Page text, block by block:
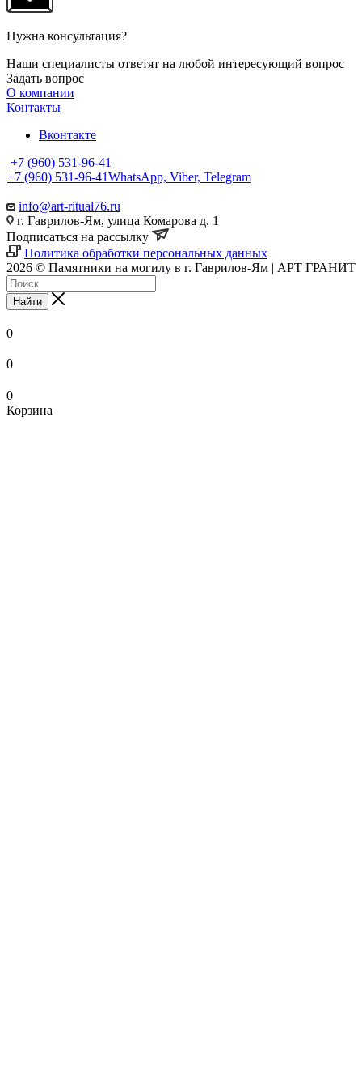
Нужна консультация?
Наши специалисты ответят на любой интересующий вопрос
Задать вопрос
О компании
Контакты
Вконтакте
+7 (960) 531-96-41
+7 (960) 531-96-41WhatsApp, Viber, Telegram
info@art-ritual76.ru
г. Гаврилов-Ям, улица Комарова д. 1
Подписаться на рассылку
Политика обработки персональных данных
2026 © Памятники на могилу в г. Гаврилов-Ям | АРТ ГРАНИТ
Найти
0
0
0
Корзина